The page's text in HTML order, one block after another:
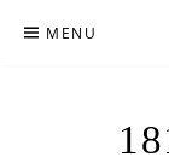
MENU